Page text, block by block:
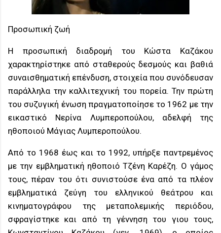
Προσωπική ζωή
Η προσωπική διαδρομή του Κώστα Καζάκου
χαρακτηρίστηκε από σταθερούς δεσμούς και βαθιά
συναισθηματική επένδυση, στοιχεία που συνόδευσαν
παράλληλα την καλλιτεχνική του πορεία. Την πρώτη
του συζυγική ένωση πραγματοποίησε το 1962 με την
εικαστικό Νερίνα Λυμπεροπούλου, αδελφή της
ηθοποιού Μάγιας Λυμπεροπούλου.
Από το 1968 έως και το 1992, υπήρξε παντρεμένος
με την εμβληματική ηθοποιό Τζένη Καρέζη. Ο γάμος
τους, πέραν του ότι συνιστούσε ένα από τα πλέον
εμβληματικά ζεύγη του ελληνικού θεάτρου και
κινηματογράφου της μεταπολεμικής περιόδου,
σφραγίστηκε και από τη γέννηση του γιου τους,